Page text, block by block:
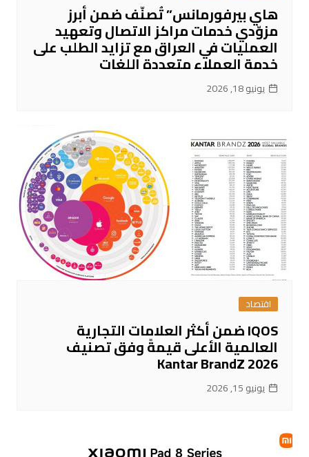
هاي بيرفورمانس” تُصنّف ضمن أبرز
مزوّدي خدمات مراكز الاتصال وتعهيد
العمليات في العراق مع تزايد الطلب على
خدمة العملاء متعددة اللغات
يونيو 18, 2026
اقتصاد
IQOS ضمن أكثر العلامات التجارية
العالمية الأعلى قيمةً وفق تصنيف
Kantar BrandZ 2026
يونيو 15, 2026